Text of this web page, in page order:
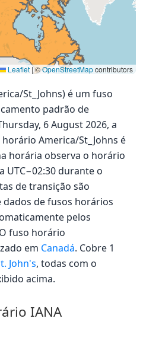
Leaflet |©OpenStreetMapcontributors
St_Johns) é um fuso
padrão de
6 August 2026, a
America/St_Johns é
horária observa o horário
UTC−02:30 durante o
de transição são
de fusos horários
pelos
fuso horário
em Canadá. Cobre 1
John's, todas com o
acima.
IANA